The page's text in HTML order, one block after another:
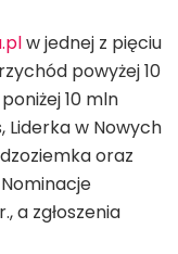
w jednej z pięciu
powyżej 10
10 mln
Liderka w Nowych
oraz
a zgłoszenia